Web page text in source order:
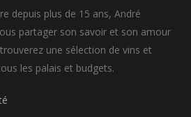
depuis plus de 15 ans, André
partager son savoir et son amour
une sélection de vins et
les palais et budgets.